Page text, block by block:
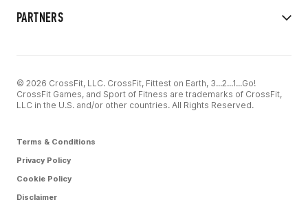
PARTNERS
© 2026 CrossFit, LLC. CrossFit, Fittest on Earth, 3...2...1...Go!
CrossFit Games, and Sport of Fitness are trademarks of CrossFit,
LLC in the U.S. and/or other countries. All Rights Reserved.
Terms & Conditions
Privacy Policy
Cookie Policy
Disclaimer